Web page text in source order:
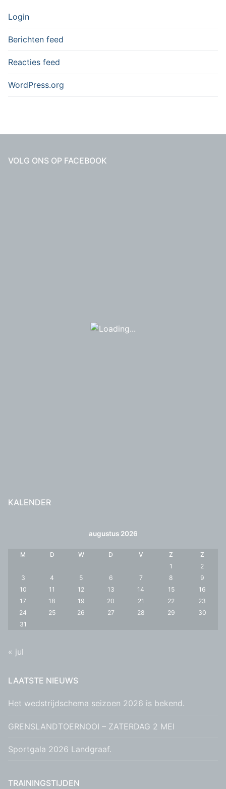
Login
Berichten feed
Reacties feed
WordPress.org
VOLG ONS OP FACEBOOK
KALENDER
augustus 2026
M D W D V Z
Z
1
2
3
4 5 6 7 8
9
10
11 12 13 14 15
16
17
18 19 20 21 22
23
24
25 26 27 28 29
30
31
« jul
LAATSTE NIEUWS
Het wedstrijdschema seizoen 2026 is bekend.
GRENSLANDTOERNOOI – ZATERDAG 2 MEI
Sportgala 2026 Landgraaf.
TRAININGSTIJDEN